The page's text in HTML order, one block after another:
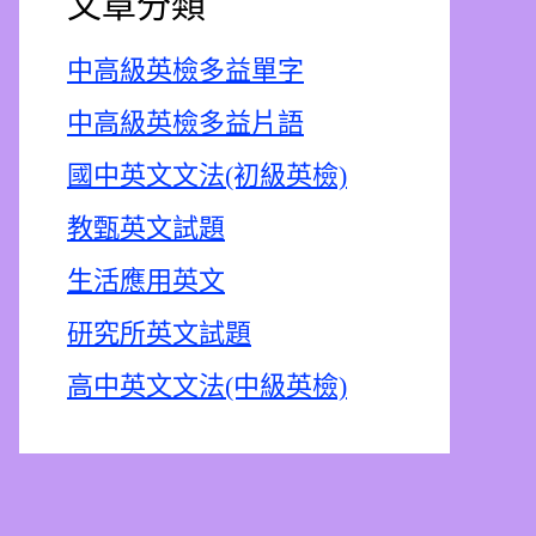
中高級英檢多益單字
中高級英檢多益片語
國中英文文法(初級英檢)
教甄英文試題
生活應用英文
研究所英文試題
高中英文文法(中級英檢)